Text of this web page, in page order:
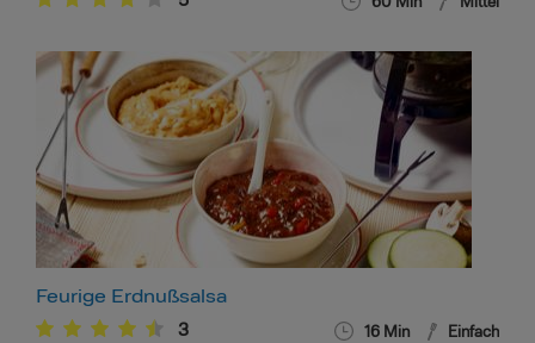
Feurige Erdnußsalsa
3 16 Min Einfach